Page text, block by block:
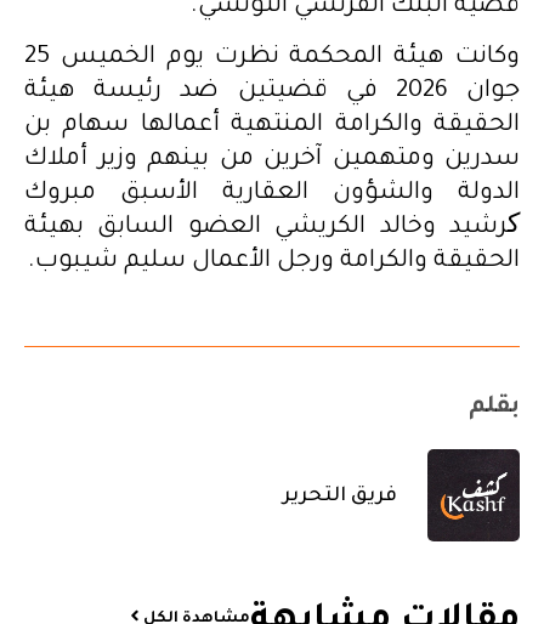
قضية البنك الفرنسي التونسي.
وكانت هيئة المحكمة نظرت يوم الخميس 25
جوان 2026 في قضيتين ضد رئيسة هيئة
الحقيقة والكرامة المنتهية أعمالها سهام بن
سدرين ومتهمين آخرين من بينهم وزير أملاك
الدولة والشؤون العقارية الأسبق مبروك
کرشيد وخالد الكريشي العضو السابق بهيئة
الحقيقة والكرامة ورجل الأعمال سليم شيبوب.
بقلم
فريق التحرير
مشاهدة الكل